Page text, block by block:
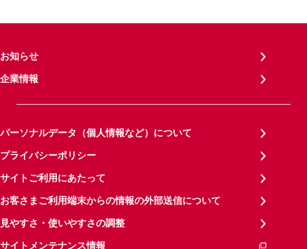
お知らせ
企業情報
パーソナルデータ（個人情報など）について
プライバシーポリシー
サイトご利用にあたって
お客さまご利用端末からの情報の外部送信について
見やすさ・使いやすさの調整
サイトメンテナンス情報